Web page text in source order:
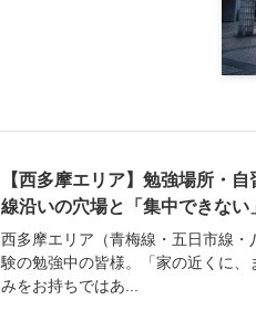
【西多摩エリア】勉強場所・
線沿いの穴場と「集中できない
西多摩エリア（青梅線・五日市線
験の勉強中の皆様。「家の近くに
みをお持ちではあ...